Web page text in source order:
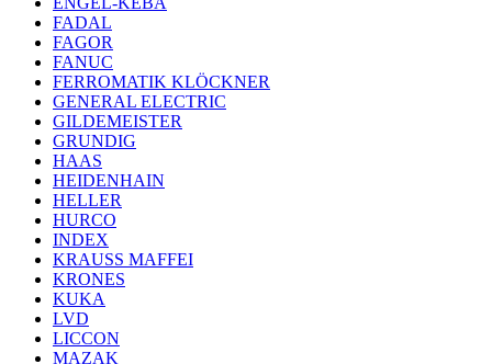
FADAL
FAGOR
FANUC
FERROMATIK KLÖCKNER
GENERAL ELECTRIC
GILDEMEISTER
GRUNDIG
HAAS
HEIDENHAIN
HELLER
HURCO
INDEX
KRAUSS MAFFEI
KRONES
KUKA
LVD
LICCON
MAZAK